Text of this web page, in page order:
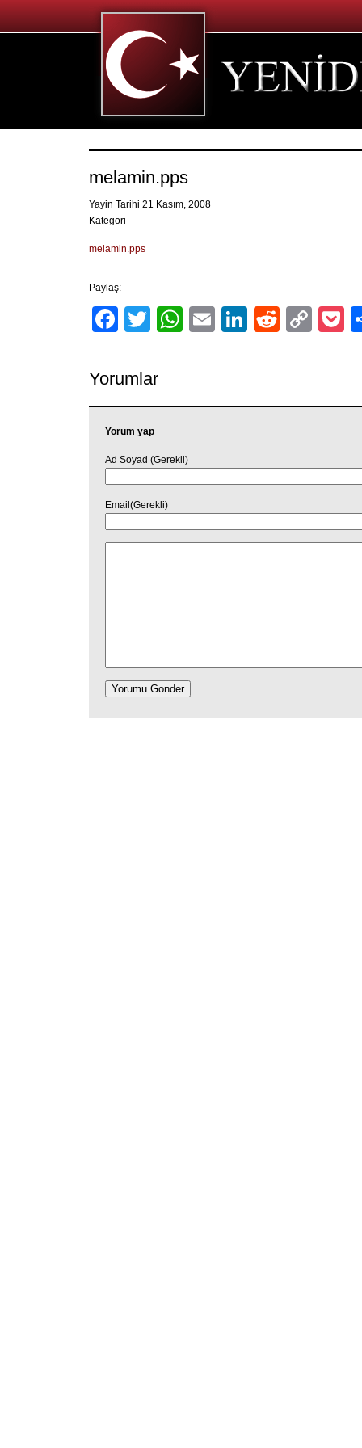
melamin.pps
Yayin Tarihi 21 Kasım, 2008
Kategori
melamin.pps
Paylaş:
Facebook
TwitterWhatsApp
EmailLinkedIn
Reddit
Yorumlar
Yorum yap
Ad Soyad (Gerekli)
Email(Gerekli)